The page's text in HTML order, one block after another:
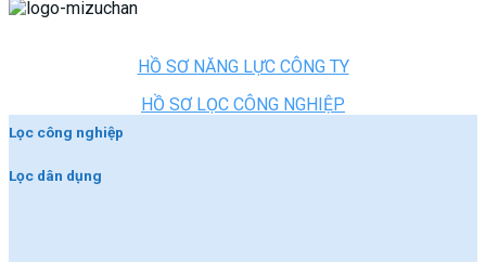
HỒ SƠ NĂNG LỰC CÔNG TY
HỒ SƠ LỌC CÔNG NGHIỆP
Lọc công nghiệp
Lọc dân dụng